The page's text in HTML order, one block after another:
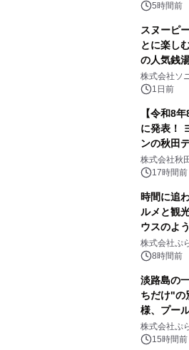
5時間前
スヌーピ
とに楽し
の人気銭
ラボレー
ボグッズ
株式会社ソ
1日前
【令和8
に発表！
ンの秋田
秋田犬の
るパッケ
販売開始
株式会社秋
17時間前
時間に追
ルメと観
ウスのよ
サウナも
得な素泊
株式会社ぷ
8時間前
淡路島の
ちだけ"の
様、プー
きで Villa
素泊りプラ
株式会社ぷ
15時間前